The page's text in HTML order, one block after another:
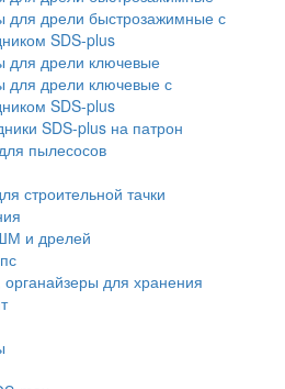
для дрели быстрозажимные с
SDS-plus
для дрели ключевые
для дрели ключевые с
SDS-plus
SDS-plus на патрон
пылесосов
строительной тачки
и дрелей
для хранения